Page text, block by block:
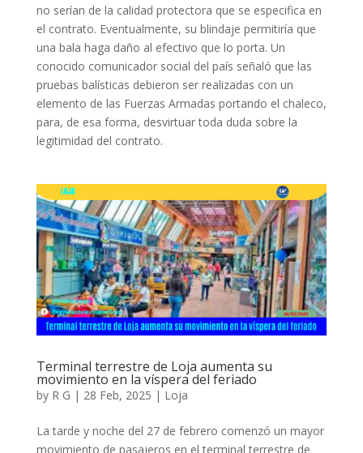
no serían de la calidad protectora que se especifica en
el contrato. Eventualmente, su blindaje permitiría que
una bala haga daño al efectivo que lo porta. Un
conocido comunicador social del país señaló que las
pruebas balísticas debieron ser realizadas con un
elemento de las Fuerzas Armadas portando el chaleco,
para, de esa forma, desvirtuar toda duda sobre la
legitimidad del contrato.
Terminal terrestre de Loja aumenta su
movimiento en la víspera del feriado
by R G | 28 Feb, 2025 | Loja
La tarde y noche del 27 de febrero comenzó un mayor
movimiento de pasajeros en el terminal terrestre de